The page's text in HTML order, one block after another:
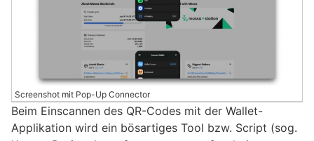
Screenshot mit Pop-Up Connector
Beim Einscannen des QR-Codes mit der Wallet-
Applikation wird ein bösartiges Tool bzw. Script (sog.